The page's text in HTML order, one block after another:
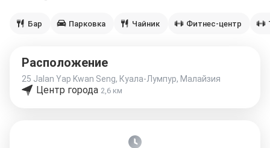
Бар Парковка Чайник Фитнес-центр
Расположение
25 Jalan Yap Kwan Seng, Куала-Лумпур, Малайзия
Центр города 2,6 км